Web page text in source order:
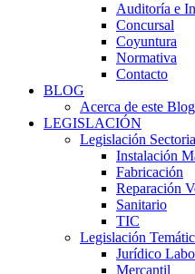
Auditoría e
Concursal
Coyuntura
Normativa
Contacto
BLOG
Acerca de este Blog
LEGISLACIÓN
Legislación
Instalación
Fabricación
Reparación
Sanitario
TIC
Legislación
Jurídico
Mercantil